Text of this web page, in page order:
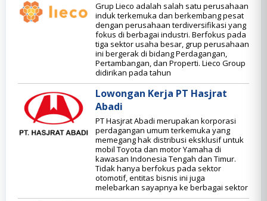
Grup Lieco adalah salah satu perusahaan
induk terkemuka dan berkembang pesat
dengan perusahaan terdiversifikasi yang
fokus di berbagai industri. Berfokus pada
tiga sektor usaha besar, grup perusahaan
ini bergerak di bidang Perdagangan,
Pertambangan, dan Properti. Lieco Group
didirikan pada tahun
Lowongan Kerja PT Hasjrat
Abadi
PT Hasjrat Abadi merupakan korporasi
perdagangan umum terkemuka yang
memegang hak distribusi eksklusif untuk
mobil Toyota dan motor Yamaha di
kawasan Indonesia Tengah dan Timur.
Tidak hanya berfokus pada sektor
otomotif, entitas bisnis ini juga
melebarkan sayapnya ke berbagai sektor